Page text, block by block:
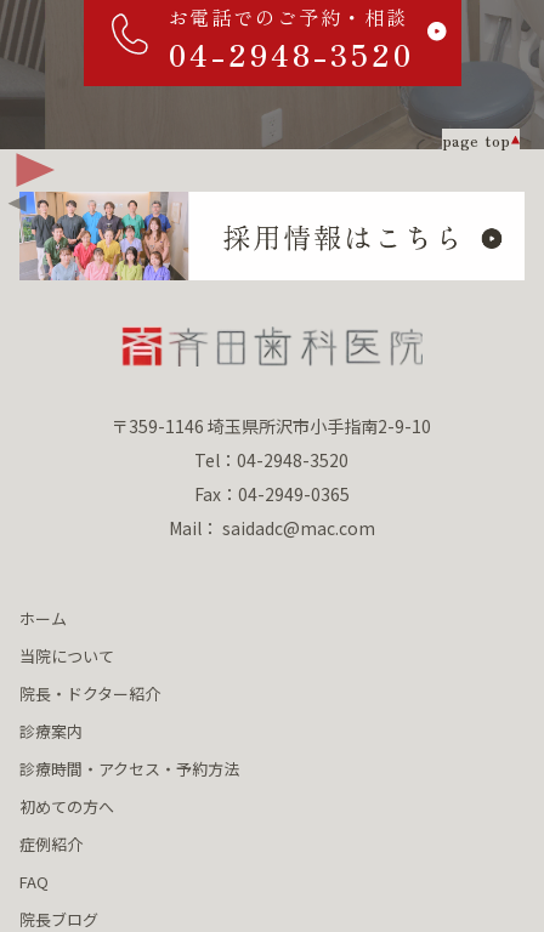
お電話でのご予約・相談
04-2948-3520
page top
〒359-1146 埼玉県所沢市小手指南2-9-10
Tel：04-2948-3520
Fax：04-2949-0365
Mail： saidadc@mac.com
ホーム
当院について
院長・ドクター紹介
診療案内
診療時間・アクセス・予約方法
初めての方へ
症例紹介
FAQ
院長ブログ